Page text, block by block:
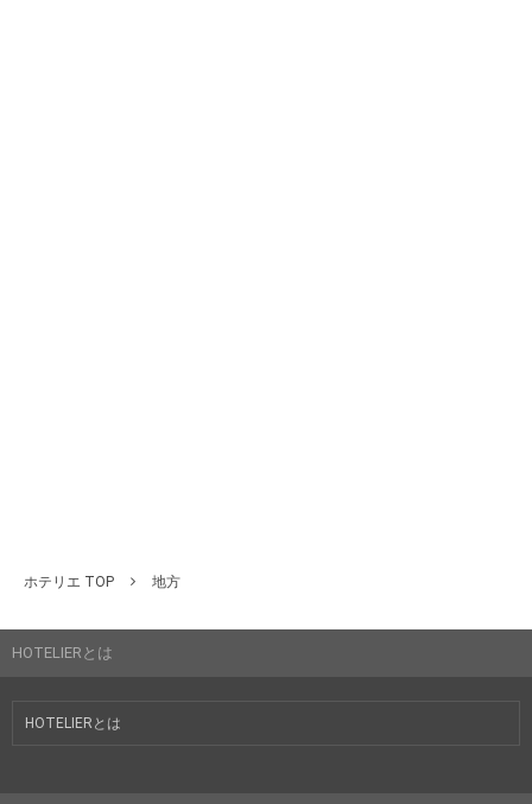
ホテリエ TOP 地方
HOTELIERとは
HOTELIERとは